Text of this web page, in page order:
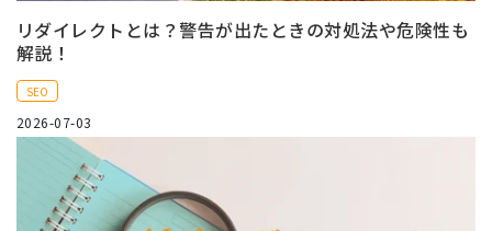
リダイレクトとは？警告が出たときの対処法や危険性も
解説！
SEO
2026-07-03